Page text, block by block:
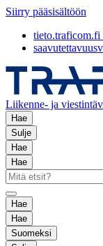
Siirry pääsisältöön
tieto.traficom.fi
Liikenne- ja
Hae
Sulje
Hae
Hae
Hae
Hae
Suomeksi